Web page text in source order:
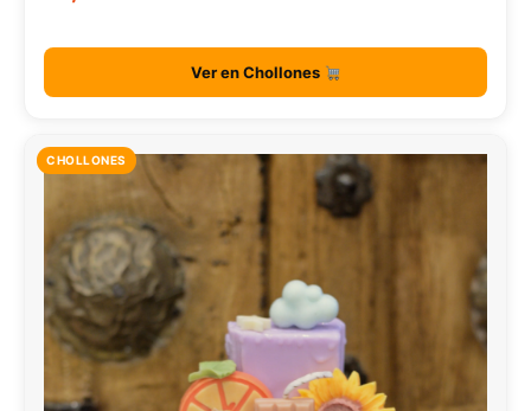
Ver en Chollones
CHOLLONES